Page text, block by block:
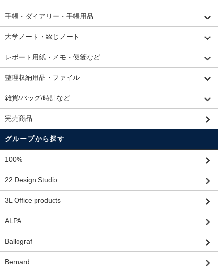
手帳・ダイアリー・手帳用品
大学ノート・綴じノート
レポート用紙・メモ・便箋など
整理収納用品・ファイル
雑貨/バッグ/時計など
完売商品
グループから探す
100%
22 Design Studio
3L Office products
ALPA
Ballograf
Bernard